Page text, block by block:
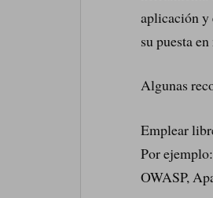
aplicación y
su puesta
Algunas
Emplear
Por
OWASP,